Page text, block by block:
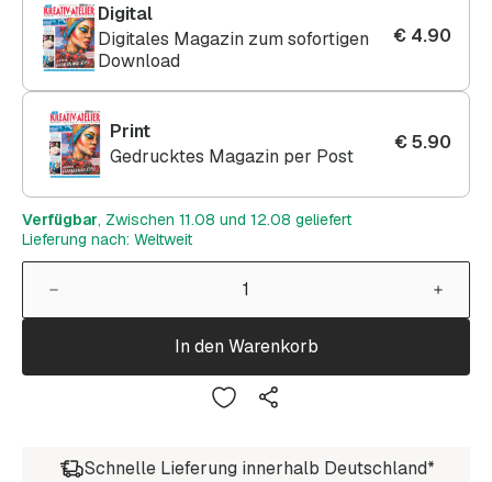
Digital
Digitales Magazin zum sofortigen
Download
€ 4.90
Print
Gedrucktes Magazin per Post
€5.90
Verfügbar, Zwischen 11.08 und 12.08 geliefert
Lieferung nach: Weltweit
In den Warenkorb
Schnelle Lieferung innerhalb Deutschland*